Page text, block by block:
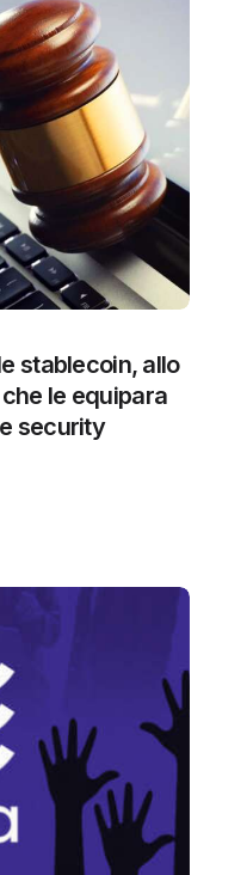
stablecoin, allo
le equipara
security